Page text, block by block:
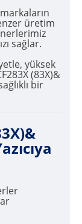
üretim
sağlar.
yüksek
(83X)&
bir